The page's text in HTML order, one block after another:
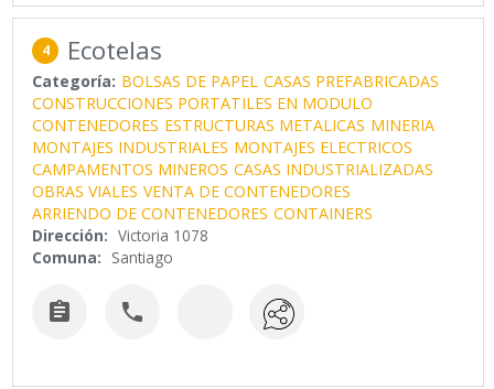
4 Ecotelas
Categoría: BOLSAS DE PAPEL CASAS PREFABRICADAS
CONSTRUCCIONES PORTATILES EN MODULO
CONTENEDORES ESTRUCTURAS METALICAS MINERIA
MONTAJES INDUSTRIALES MONTAJES ELECTRICOS
CAMPAMENTOS MINEROS CASAS INDUSTRIALIZADAS
OBRAS VIALES VENTA DE CONTENEDORES
ARRIENDO DE CONTENEDORES CONTAINERS
Dirección: Victoria 1078
Comuna: Santiago
 